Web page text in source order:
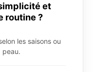
et
routine ?
les saisons ou
peau.